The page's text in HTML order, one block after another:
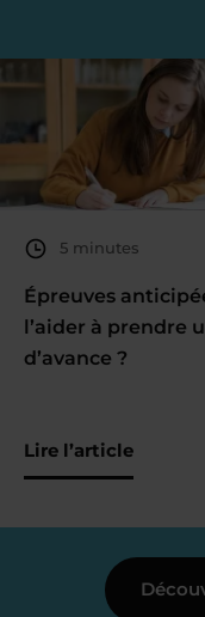
5 minutes
Épreuves
l’aider à prendre
d’avance ?
Lire l’article